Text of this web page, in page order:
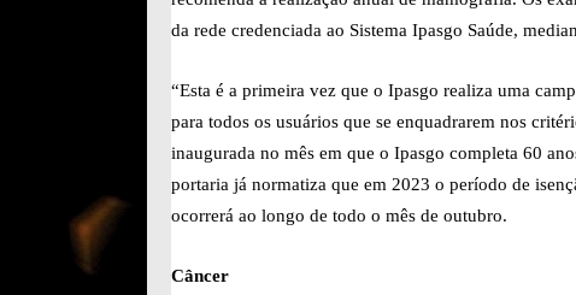
da rede credenciada ao Sistema Ipasgo Saúde,
“Esta é a primeira vez que o Ipasgo realiza uma
para todos os usuários que se enquadrarem nos
inaugurada no mês em que o Ipasgo completa 60
portaria já normatiza que em 2023 o período de
ocorrerá ao longo de todo o mês de outubro.
Câncer